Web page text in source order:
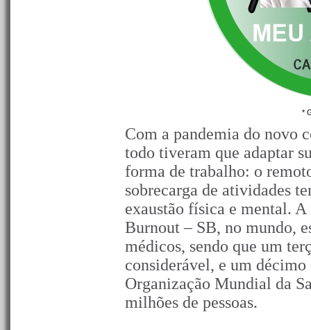
*
Com a pandemia do novo
todo tiveram que adaptar
forma de trabalho: o
sobrecarga de atividades
exaustão física e mental.
Burnout – SB, no mundo,
médicos, sendo que um
considerável, e um
Organização Mundial da
milhões de pessoas.